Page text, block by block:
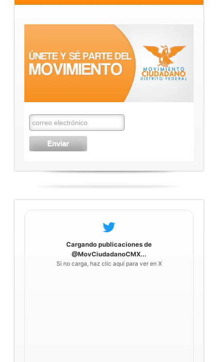
Cargando publicaciones de
@MovCiudadanoCMX...
Si no carga, haz clic aquí para ver en X